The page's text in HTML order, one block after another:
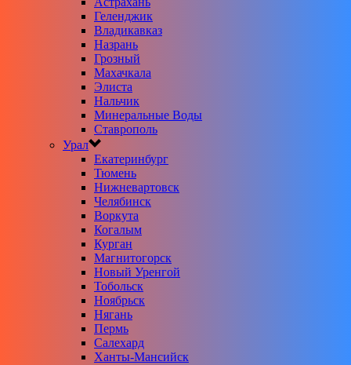
Геленджик
Владикавказ
Назрань
Грозный
Махачкала
Элиста
Нальчик
Минеральные Воды
Ставрополь
Урал
Екатеринбург
Тюмень
Нижневартовск
Челябинск
Воркута
Когалым
Курган
Магнитогорск
Новый Уренгой
Тобольск
Ноябрьск
Нягань
Пермь
Салехард
Ханты-Мансийск